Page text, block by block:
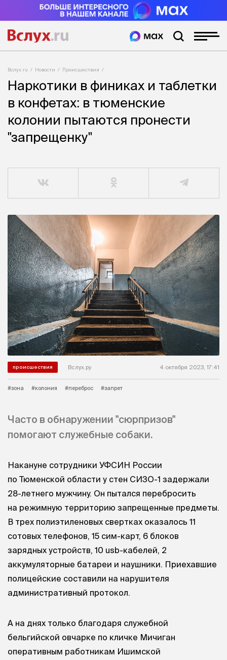
Вслух.ru Новости Происшествия
Наркотики в финиках и таблетки
в конфетах: в тюменские
колонии пытаются пронести
"запрещенку"
происшествия Вслух.ру 4 октября 2023, 17:41
#зона #колония #переброс #запрет
Часто в обнаружении "сюрпризов"
помогают служебные собаки.
Накануне сотрудники УФСИН России
по Тюменской области у стен СИЗО-1 задержали
28-летнего мужчину. Он пытался перебросить
на режимную территорию запрещенные предметы.
В трех полиэтиленовых свертках оказалось 11
сотовых телефонов, 15 сим-карт, 6 блоков
зарядных устройств, 10 usb-кабелей, 2
аккумуляторные батареи и наушники. Приехавшие
полицейские составили на нарушителя
административный протокол.
А на днях только благодаря служебной
бельгийской овчарке по кличке Мичиган
оперативным работникам Ишимской